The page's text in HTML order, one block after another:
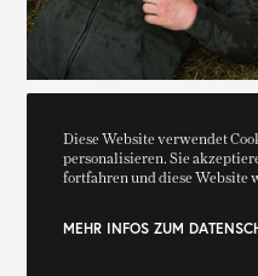
Diese Website verwendet
personalisieren. Sie
fortfahren und diese Website
MEHR INFOS ZUM